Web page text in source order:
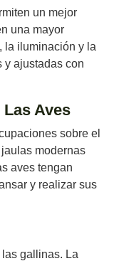
un mejor
una mayor
la iluminación y la
y ajustadas con
Aves
sobre el
modernas
aves tengan
y realizar sus
gallinas. La